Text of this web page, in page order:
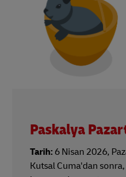
Paskalya
Tarih: 6 Nisan 2026,
Kutsal Cuma'dan